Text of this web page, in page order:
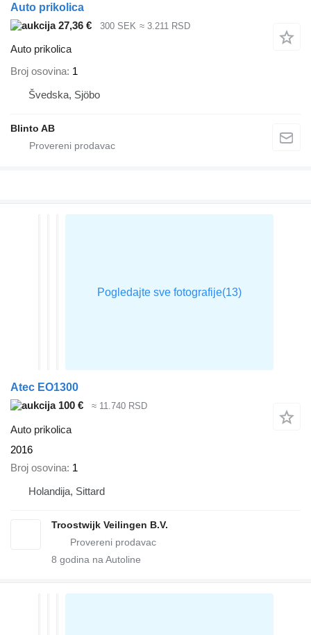
Auto prikolica
27,36 €
300 SEK ≈ 3.211 RSD
Auto prikolica
Broj osovina 1
Švedska, Sjöbo
Blinto AB
Atec EO1300
100 €
≈ 11.740 RSD
Auto prikolica
2016
Broj osovina 1
Holandija, Sittard
Troostwijk Veilingen B.V.
8 godina na Autoline